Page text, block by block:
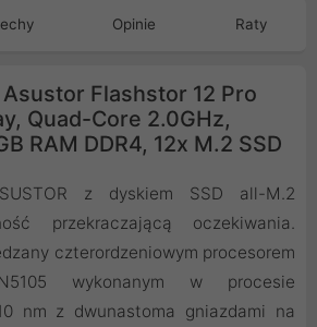
Opinie Raty
Flashstor 12 Pro
Quad-Core 2.0GHz,
RAM DDR4, 12x M.2 SSD
z dyskiem SSD all-M.2
przekraczającą oczekiwania.
czterordzeniowym procesorem
wykonanym w procesie
nm z dwunastoma gniazdami na